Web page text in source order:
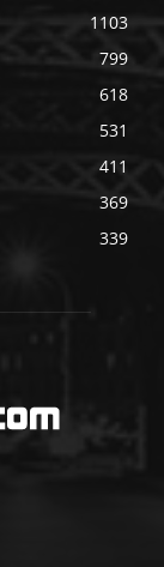
1103
799
618
531
411
369
339